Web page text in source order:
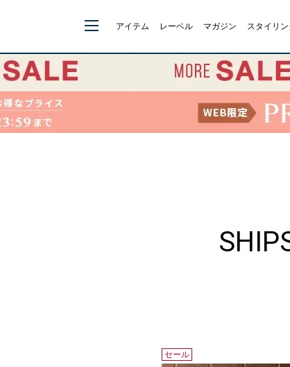
アイテム レーベル マガジン スタイリ
セール